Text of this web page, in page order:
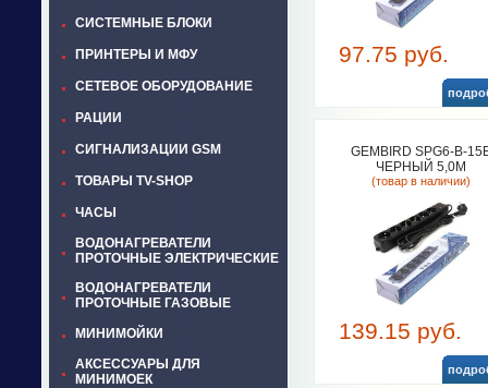
СИСТЕМНЫЕ БЛОКИ
ПРИНТЕРЫ И МФУ
СЕТЕВОЕ ОБОРУДОВАНИЕ
РАЦИИ
СИГНАЛИЗАЦИИ GSM
ТОВАРЫ TV-SHOP
ЧАСЫ
ВОДОНАГРЕВАТЕЛИ
ПРОТОЧНЫЕ ЭЛЕКТРИЧЕСКИЕ
ВОДОНАГРЕВАТЕЛИ
ПРОТОЧНЫЕ ГАЗОВЫЕ
МИНИМОЙКИ
АКСЕССУАРЫ ДЛЯ
МИНИМОЕК
97.75 руб.
GEMBIRD SPG6-B-
ЧЕРНЫЙ 5,0М
(товар в наличии)
139.15 руб.